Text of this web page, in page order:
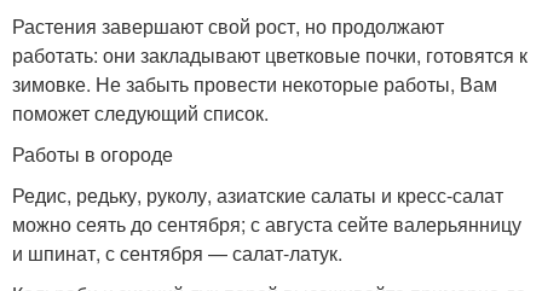
Растения завершают свой рост, но продолжают
работать: они закладывают цветковые почки, готовятся к
зимовке. Не забыть провести некоторые работы, Вам
поможет следующий список.
Работы в огороде
Редис, редьку, руколу, азиатские салаты и кресс-салат
можно сеять до сентября; с августа сейте валерьянницу
и шпинат, с сентября — салат-латук.